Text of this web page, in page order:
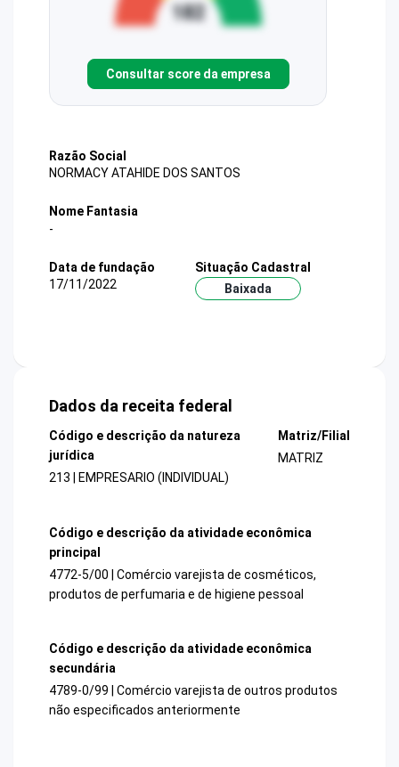
Consultar score da empresa
Razão Social
NORMACY ATAHIDE DOS SANTOS
Nome Fantasia
-
Data de fundação
17/11/2022
Situação Cadastral
Baixada
Dados da receita federal
Código e descrição da natureza
jurídica
213 | EMPRESARIO (INDIVIDUAL)
Matriz/Filial
MATRIZ
Código e descrição da atividade econômica
principal
4772-5/00 | Comércio varejista de cosméticos,
produtos de perfumaria e de higiene pessoal
Código e descrição da atividade econômica
secundária
4789-0/99 | Comércio varejista de outros produtos
não especificados anteriormente